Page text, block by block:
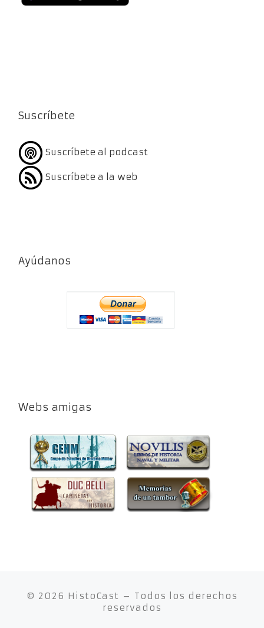
Suscríbete
Suscríbete al podcast
Suscríbete a la web
Ayúdanos
Webs amigas
© 2026 HistoCast – Todos los derechos
reservados